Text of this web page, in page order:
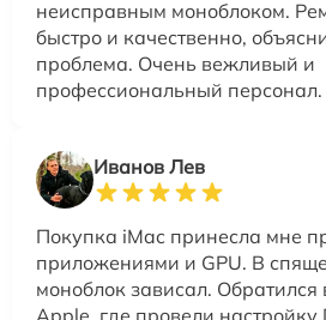
неисправным моноблоком.
быстро и качественно,
проблема. Очень вежливый и
профессиональный
Иванов Лев
Покупка iMac принесла мне
приложениями и GPU. В
моноблок зависал.